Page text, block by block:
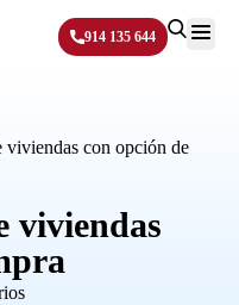
914 135 644
viviendas con opción de
viviendas